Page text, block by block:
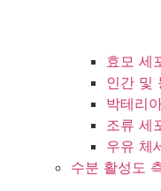
효모 세
인간 및
박테리
조류 세
우유 체
수분 활성도